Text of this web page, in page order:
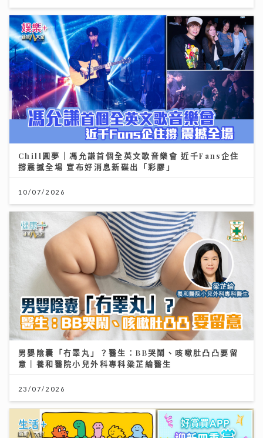
Chill圓夢｜馮允謙首個全英文歌音樂會 近千Fans企住
撐震撼全場 宣布好消息新碟出「彩膠」
10/07/2026
男嬰陰囊「冇睪丸」？醫生：BB哭鬧、咳嗽肚凸凸要留
意｜養和醫院小兒外科專科梁芷綸醫生
23/07/2026